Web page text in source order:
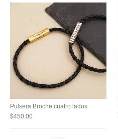
Pulsera Broche cuatro lados
$450.00